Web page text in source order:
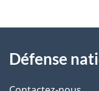
i
propos
Défense